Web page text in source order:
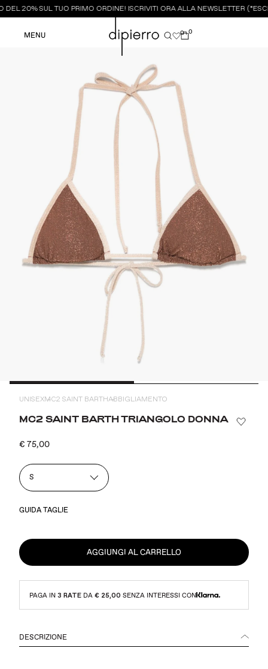
DEL 20% SUL TUO PRIMO ORDINE! ISCRIVITI ORA ALLA NEWSLETTER
MENU 0 0
UNISEXMC2 SAINT BARTH ABBIGLIAMENTO
MC2 SAINT BARTH TRIANGOLO DONNA
€ 75,00
S
GUIDA TAGLIE
AGGIUNGI AL CARRELLO
PAGA IN 3 RATE DA € 25,00 SENZA INTERESSI CON
DESCRIZIONE